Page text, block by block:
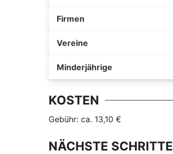
Firmen
Vereine
Minderjährige
KOSTEN
Gebühr: ca. 13,10 €
NÄCHSTE SCHRITTE